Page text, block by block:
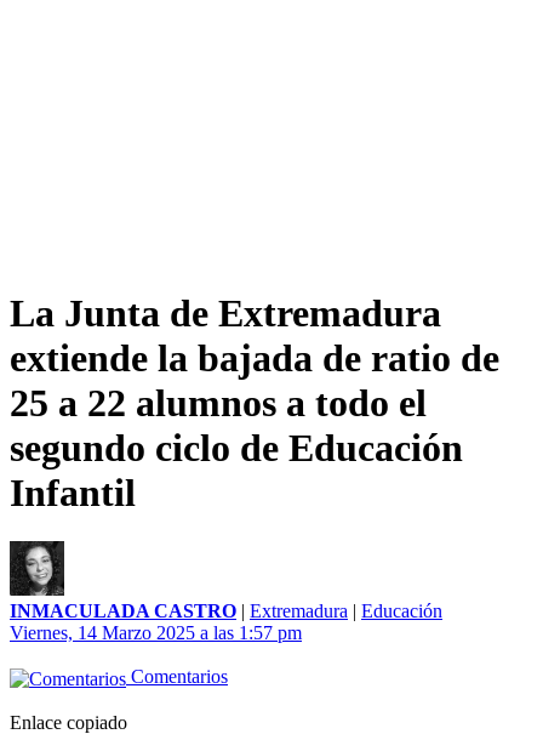
La Junta de Extremadura
extiende la bajada de ratio de
25 a 22 alumnos a todo el
segundo ciclo de Educación
Infantil
INMACULADA CASTRO | Extremadura | Educación
Viernes, 14 Marzo 2025 a las 1:57 pm
Comentarios
Enlace copiado